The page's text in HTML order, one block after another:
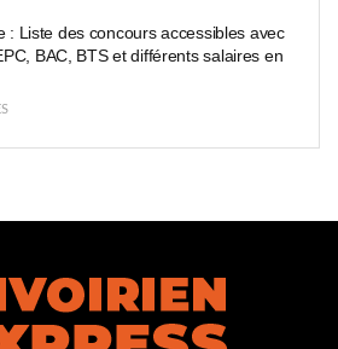
: Liste des concours accessibles avec
BAC, BTS et différents salaires en